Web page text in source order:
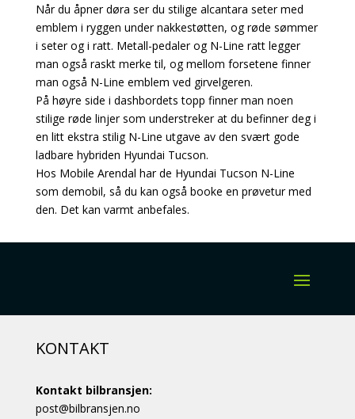
Når du åpner døra ser du stilige alcantara seter med
emblem i ryggen under nakkestøtten, og røde sømmer
i seter og i ratt. Metall-pedaler og N-Line ratt legger
man også raskt merke til, og mellom forsetene finner
man også N-Line emblem ved girvelgeren.
På høyre side i dashbordets topp finner man noen
stilige røde linjer som understreker at du befinner deg i
en litt ekstra stilig N-Line utgave av den svært gode
ladbare hybriden Hyundai Tucson.
Hos Mobile Arendal har de Hyundai Tucson N-Line
som demobil, så du kan også booke en prøvetur med
den. Det kan varmt anbefales.
KONTAKT
Kontakt bilbransjen:
post@bilbransjen.no